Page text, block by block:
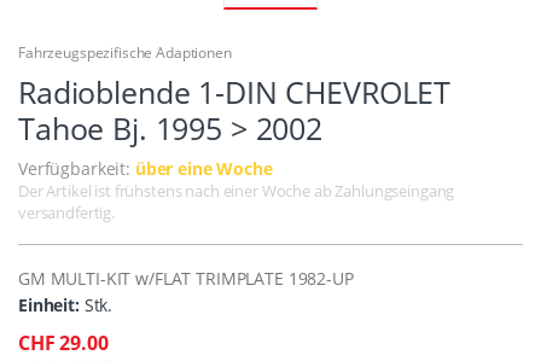
Fahrzeugspezifische Adaptionen
Radioblende 1-DIN CHEVROLET
Tahoe Bj. 1995 > 2002
Verfügbarkeit: über eine Woche
Der Artikel ist frühstens nach einer Woche ab Zahlungseingang
versandfertig.
GM MULTI-KIT w/FLAT TRIMPLATE 1982-UP
Einheit: Stk.
CHF 29.00